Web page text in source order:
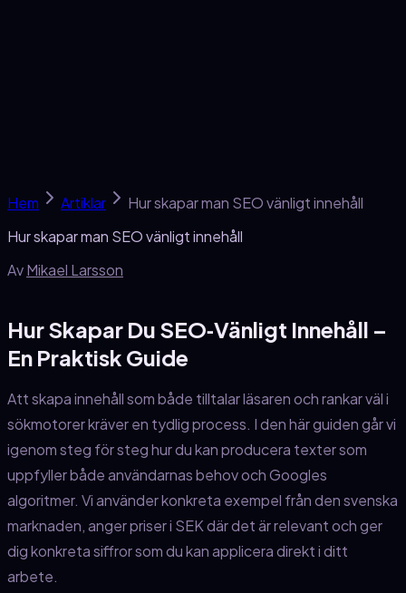
Hem Artiklar
Hur skapar man SEO vänligt innehåll
Hur skapar man SEO vänligt innehåll
AvMikael Larsson
Hur Skapar Du SEO‑Vänligt Innehåll –
En Praktisk Guide
Att skapa innehåll som både tilltalar läsaren och rankar väl i
sökmotorer kräver en tydlig process. I den här guiden går vi
igenom steg för steg hur du kan producera texter som
uppfyller både användarnas behov och Googles
algoritmer. Vi använder konkreta exempel från den svenska
marknaden, anger priser i SEK där det är relevant och ger
dig konkreta siffror som du kan applicera direkt i ditt
arbete.